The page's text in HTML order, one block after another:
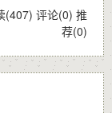
(407) 评论(0) 推
荐(0)